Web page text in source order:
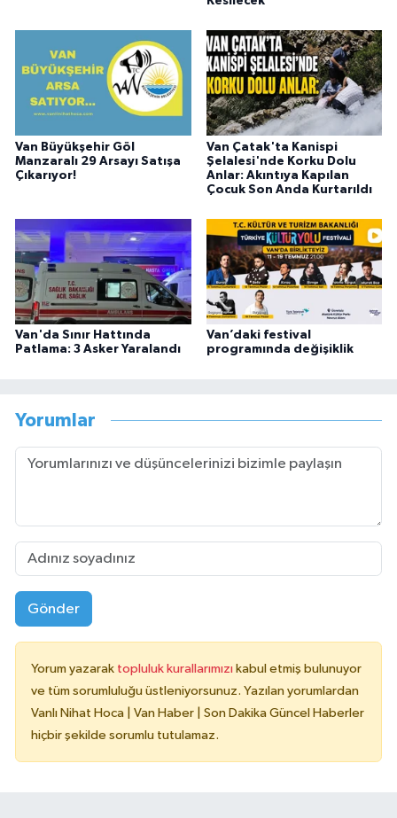
Van Büyükşehir Göl
Manzaralı 29 Arsayı Satışa
Çıkarıyor!
Van Çatak'ta Kanispi
Şelalesi'nde Korku Dolu
Anlar: Akıntıya Kapılan
Çocuk Son Anda Kurtarıldı
Van'da Sınır Hattında
Patlama: 3 Asker Yaralandı
Van’daki festival
programında değişiklik
Yorumlar
Gönder
Yorum yazarak topluluk kurallarımızı kabul etmiş bulunuyor
ve tüm sorumluluğu üstleniyorsunuz. Yazılan yorumlardan
Vanlı Nihat Hoca | Van Haber | Son Dakika Güncel Haberler
hiçbir şekilde sorumlu tutulamaz.